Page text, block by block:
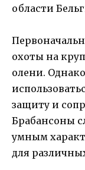
области
охоты на
олени.
защиту и
Брабансоны
умным
для